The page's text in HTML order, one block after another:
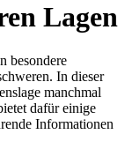
Lagen
besondere
In dieser
manchmal
dafür einige
Informationen